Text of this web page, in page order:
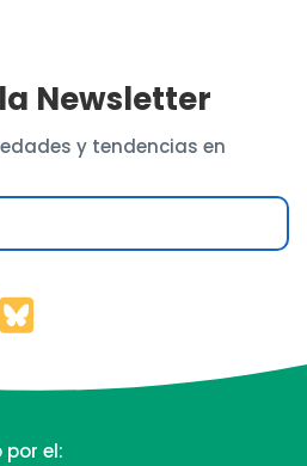
Newsletter
y tendencias en
el: